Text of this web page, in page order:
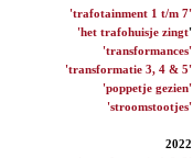
'trafotainment 1 t/m 7'
'het trafohuisje zingt'
'transformances'
'transformatie 3, 4 & 5'
'poppetje gezien'
'stroomstootjes'
2022